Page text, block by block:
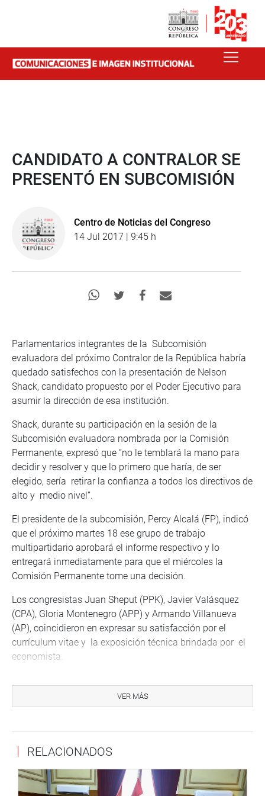
CANDIDATO A CONTRALOR SE
PRESENTÓ EN SUBCOMISIÓN
Centro de Noticias del Congreso
14 Jul 2017 | 9:45 h
Parlamentarios integrantes de la Subcomisión
evaluadora del próximo Contralor de la República habría
quedado satisfechos con la presentación de Nelson
Shack, candidato propuesto por el Poder Ejecutivo para
asumir la dirección de esa institución.
Shack, durante su participación en la sesión de la
Subcomisión evaluadora nombrada por la Comisión
Permanente, expresó que “no le temblará la mano para
decidir y resolver y que lo primero que haría, de ser
elegido, sería retirar la confianza a todos los directivos de
alto y medio nivel”.
El presidente de la subcomisión, Percy Alcalá (FP), indicó
que el próximo martes 18 ese grupo de trabajo
multipartidario aprobará el informe respectivo y lo
entregará inmediatamente para que el miércoles la
Comisión Permanente tome una decisión.
Los congresistas Juan Sheput (PPK), Javier Valásquez
(CPA), Gloria Montenegro (APP) y Armando Villanueva
(AP), coincidieron en expresar su satisfacción por el
currículum vitae y la exposición técnica brindada por el
economista.
Cancillería, el grado de maestría en Gestión y Políticas
Públicas por la Universidad de Chile, donde estudió el
FAMILIA
En un momento de la sesión, el congresista Sheput Moore
pidió al presidente de la subcomisión que informe a la
VER MÁS
RELACIONADOS